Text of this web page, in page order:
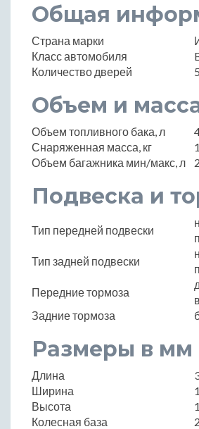
Общая
Страна марки
Класс автомобиля
Количество дверей
5
Объем и
Объем топливного бака, л
Снаряженная масса, кг
Объем багажника мин/макс, л
Подвеска и
Тип передней подвески
Тип задней подвески
Передние тормоза
Задние тормоза
Размеры в мм
Длина
Ширина
Высота
Колесная база